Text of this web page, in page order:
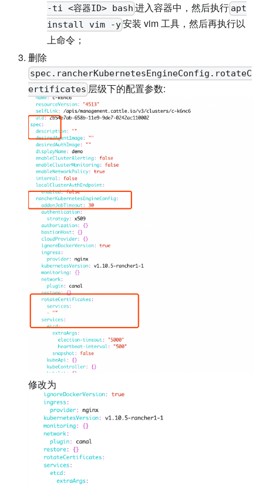
-ti <容器ID> bash 进入容器中，然后执行 apt
install vim -y安装 vim 工具，然后再执行以
上命令；
删除
spec.rancherKubernetesEngineConfig.rotateC
ertificates 层级下的配置参数:
修改为